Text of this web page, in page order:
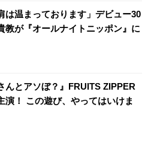
は温まっております」デビュー30
教が『オールナイトニッポン』に
んとアソぼ？』FRUITS ZIPPER
演！ この遊び、やってはいけま